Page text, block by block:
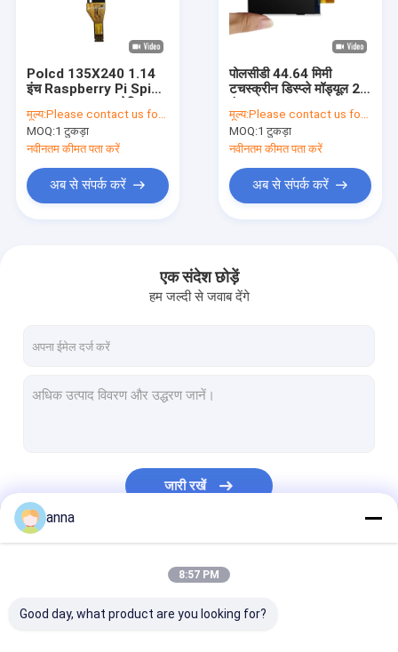
Polcd 135X240 1.14
इंच Raspberry Pi Spi
एलसीडी डिस्प्ले
मूल्य:Please contact us for latest price
MOQ:1 टुकड़ा
नवीनतम कीमत पता करें
अब से संपर्क करें
पोलसीडी 44.64 मिमी
टचस्क्रीन डिस्प्ले मॉड्यूल 2.2
रास्पबेरी पाई
मूल्य:Please contact us for latest price
MOQ:1 टुकड़ा
नवीनतम कीमत पता करें
अब से संपर्क करें
एक संदेश छोड़ें
हम जल्दी से जवाब देंगे
जारी रखें
anna
8:57 PM
Good day, what product are you looking for?